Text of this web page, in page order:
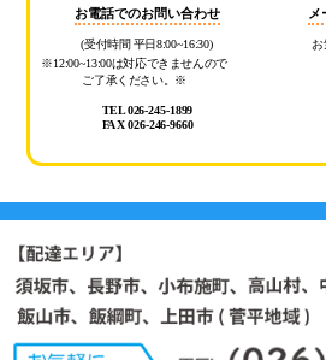
お電話でのお問い合わせ
(受付時間 平日8:00~16:30)
※12:00~13:00は対応できませんので
ご了承ください。※
TEL 026-245-1899
FAX 026-246-9660
メ
お